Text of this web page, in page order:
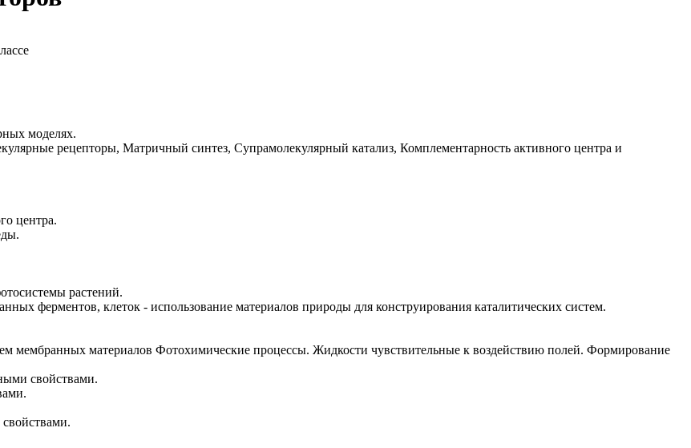
моделях.
рецепторы, Матричный синтез, Супрамолекулярный катализ, Комплементарность активного центра и
центра.
растений.
ферментов, клеток - использование материалов природы для конструирования каталитических систем.
мембранных материалов Фотохимические процессы. Жидкости чувствительные к воздействию полей. Формирование
свойствами.